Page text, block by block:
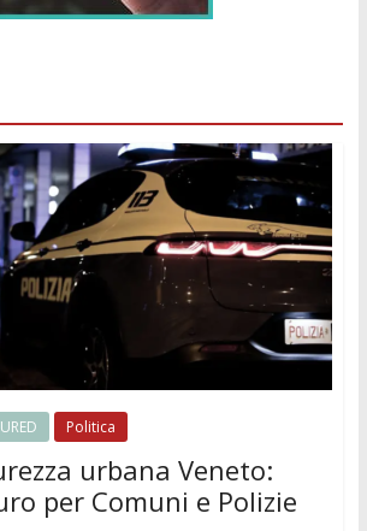
Politica
urbana Veneto:
per Comuni e Polizie